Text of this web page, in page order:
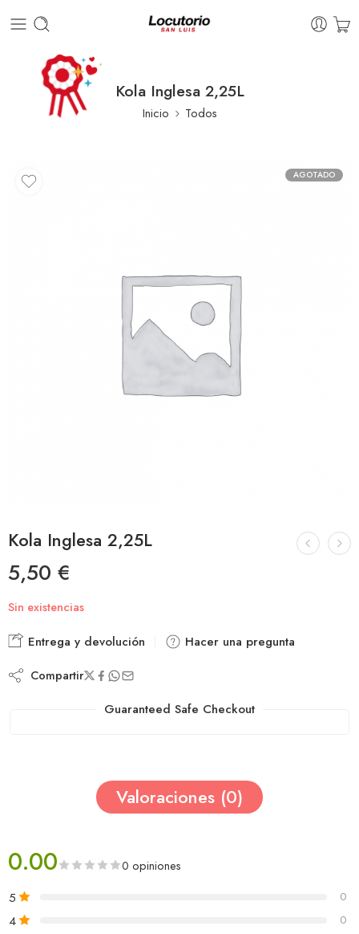
Kola Inglesa 2,25L
Inicio Todos
AGOTADO
Kola Inglesa 2,25L
5,50 €
Sin existencias
Entrega y devolución Hacer una pregunta
Compartir
Guaranteed Safe Checkout
Valoraciones (0)
0.00 0 opiniones
5 0
4 0